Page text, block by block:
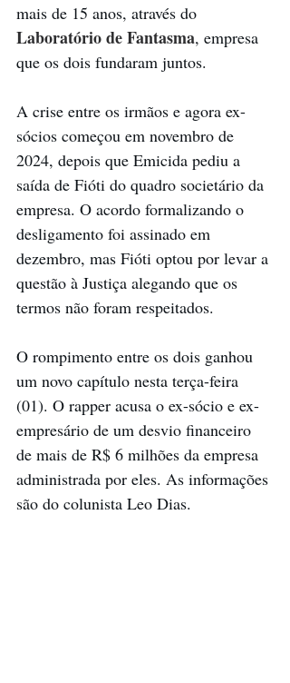
mais de 15 anos, através do
Laboratório de Fantasma, empresa
que os dois fundaram juntos.
A crise entre os irmãos e agora ex-
sócios começou em novembro de
2024, depois que Emicida pediu a
saída de Fióti do quadro societário da
empresa. O acordo formalizando o
desligamento foi assinado em
dezembro, mas Fióti optou por levar a
questão à Justiça alegando que os
termos não foram respeitados.
O rompimento entre os dois ganhou
um novo capítulo nesta terça-feira
(01). O rapper acusa o ex-sócio e ex-
empresário de um desvio financeiro
de mais de R$ 6 milhões da empresa
administrada por eles. As informações
são do colunista Leo Dias.